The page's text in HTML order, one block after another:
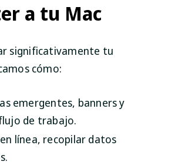
a tu Mac
significativamente tu
cómo:
emergentes, banners y
de trabajo.
línea, recopilar datos